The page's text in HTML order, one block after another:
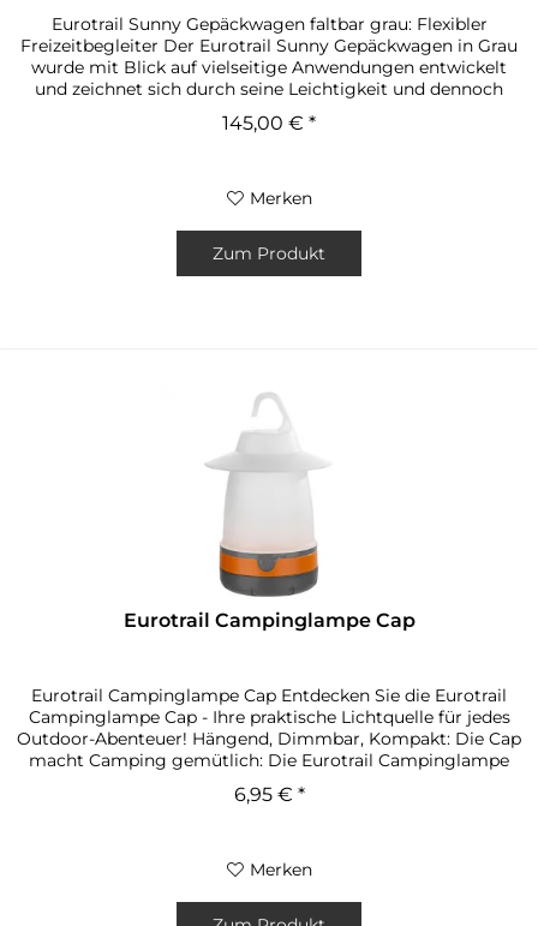
Eurotrail Sunny Gepäckwagen faltbar grau: Flexibler
Freizeitbegleiter Der Eurotrail Sunny Gepäckwagen in Grau
wurde mit Blick auf vielseitige Anwendungen entwickelt
und zeichnet sich durch seine Leichtigkeit und dennoch
robusten...
145,00 € *
Merken
Zum Produkt
Eurotrail Campinglampe Cap
Eurotrail Campinglampe Cap Entdecken Sie die Eurotrail
Campinglampe Cap - Ihre praktische Lichtquelle für jedes
Outdoor-Abenteuer! Hängend, Dimmbar, Kompakt: Die Cap
macht Camping gemütlich: Die Eurotrail Campinglampe
6,95 € *
Merken